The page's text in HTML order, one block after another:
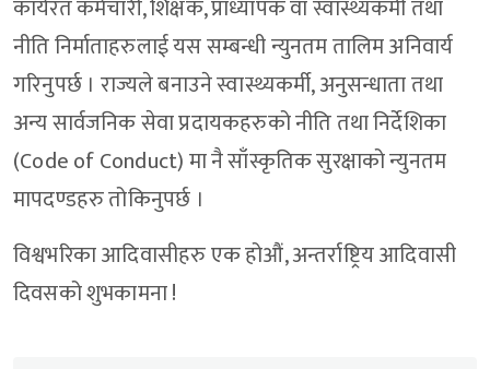
कार्यरत कर्मचारी, शिक्षक, प्राध्यापक वा स्वास्थ्यकर्मी तथा
नीति निर्माताहरुलाई यस सम्बन्धी न्युनतम तालिम अनिवार्य
गरिनुपर्छ । राज्यले बनाउने स्वास्थ्यकर्मी, अनुसन्धाता तथा
अन्य सार्वजनिक सेवा प्रदायकहरुको नीति तथा निर्देशिका
(Code of Conduct) मा नै साँस्कृतिक सुरक्षाको न्युनतम
मापदण्डहरु तोकिनुपर्छ ।
विश्वभरिका आदिवासीहरु एक होऔं, अन्तर्राष्ट्रिय आदिवासी
दिवसको शुभकामना !